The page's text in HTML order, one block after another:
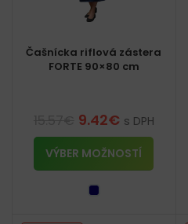
Čašnícka riflová zástera
FORTE 90×80 cm
9.42€ s DPH
VÝBER MOŽNOSTÍ